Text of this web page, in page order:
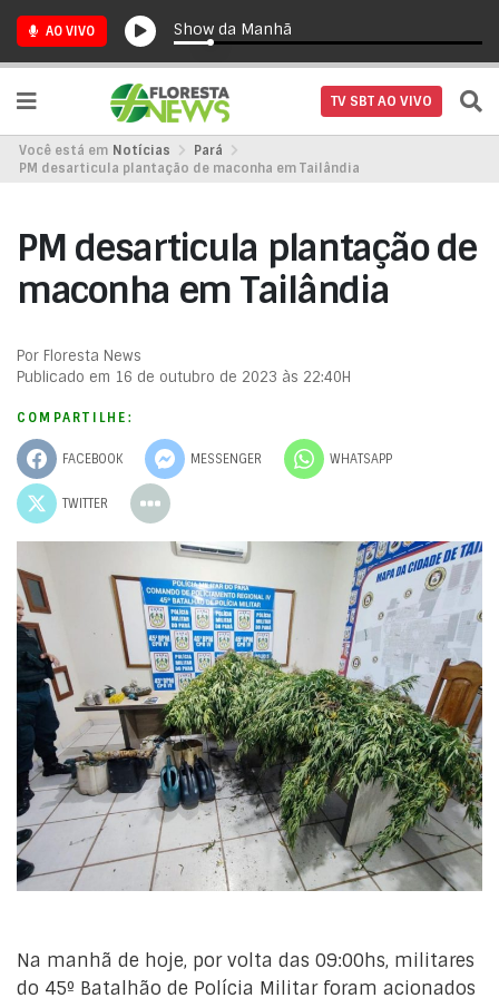
AO VIVO Show da Manhã
TV SBT AO VIVO
Você está em Notícias
Pará
PM desarticula plantação de maconha em Tailândia
PM desarticula plantação de
maconha em Tailândia
Por Floresta News
Publicado em 16 de outubro de 2023 às 22:40H
COMPARTILHE:
FACEBOOK MESSENGER WHATSAPP
TWITTER
Na manhã de hoje, por volta das 09:00hs, militares
do 45º Batalhão de Polícia Militar foram acionados